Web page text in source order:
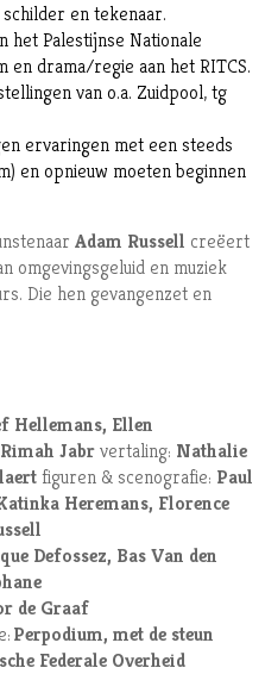
en tekenaar.
het Palestijnse Nationale
en drama/regie aan het RITCS.
van o.a. Zuidpool, tg
ervaringen met een steeds
en opnieuw moeten beginnen
Adam Russell creëert
omgevingsgeluid en muziek
Die hen gevangenzet en
Hellemans, Ellen
Rimah Jabrvertaling: Nathalie
figuren & scenografie: Paul
Heremans, Florence
Defossez, Bas Van den
de Graaf
Perpodium, met de steun
Federale Overheid